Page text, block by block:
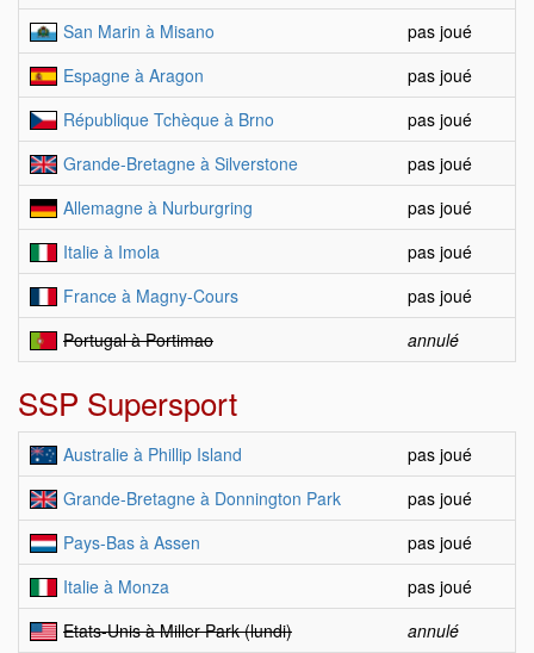
San Marin à Misano
pas joué
Espagne à Aragon
pas joué
République Tchèque à Brno
pas joué
Grande-Bretagne à Silverstone
pas joué
Allemagne à Nurburgring
pas joué
Italie à Imola
pas joué
France à Magny-Cours
pas joué
Portugal à Portimao
annulé
SSP Supersport
Australie à Phillip Island
pas joué
Grande-Bretagne à Donnington Park
pas joué
Pays-Bas à Assen
pas joué
Italie à Monza
pas joué
Etats-Unis à Miller Park (lundi)
annulé